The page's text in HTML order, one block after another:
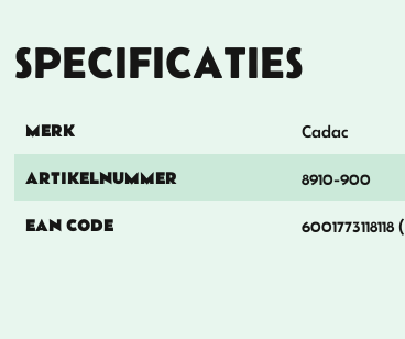
SPECIFICATIES
MERK Cadac
ARTIKELNUMMER 8910-900
EAN CODE